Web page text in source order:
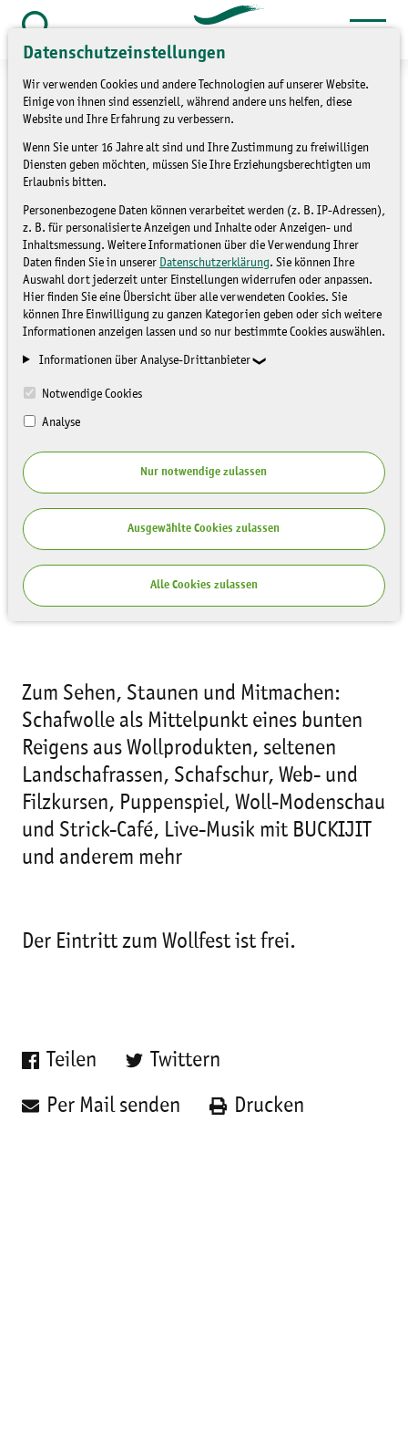
Datenschutzeinstellungen
Wir verwenden Cookies und andere Technologien auf unserer Website.
Einige von ihnen sind essenziell, während andere uns helfen, diese
Website und Ihre Erfahrung zu verbessern.
Wenn Sie unter 16 Jahre alt sind und Ihre Zustimmung zu freiwilligen
Diensten geben möchten, müssen Sie Ihre Erziehungsberechtigten um
Erlaubnis bitten.
Personenbezogene Daten können verarbeitet werden (z. B. IP-Adressen),
z. B. für personalisierte Anzeigen und Inhalte oder Anzeigen- und
Inhaltsmessung. Weitere Informationen über die Verwendung Ihrer
Daten finden Sie in unserer Datenschutzerklärung. Sie können Ihre
Auswahl dort jederzeit unter Einstellungen widerrufen oder anpassen.
Hier finden Sie eine Übersicht über alle verwendeten Cookies. Sie
können Ihre Einwilligung zu ganzen Kategorien geben oder sich weitere
Informationen anzeigen lassen und so nur bestimmte Cookies auswählen.
Informationen über Analyse-Drittanbieter
Notwendige Cookies
Analyse
Nur notwendige zulassen
Ausgewählte Cookies zulassen
Alle Cookies zulassen
Zum
InhaltSuche
öffnen
15. Wollfest „Gefilzt –
Gestrickt – Gesponnen“
NICHT ZUGEORDNET
15. Wollfest „Gefilzt – Gestrickt –
Gesponnen“
29.04.2018, 10 - 18 Uhr - Familienfest
im Garten des NationalparkZentrums
Zum Sehen, Staunen und Mitmachen:
Schafwolle als Mittelpunkt eines bunten
Reigens aus Wollprodukten, seltenen
Landschafrassen, Schafschur, Web- und
Filzkursen, Puppenspiel, Woll-Modenschau
und Strick-Café, Live-Musik mit BUCKIJIT
und anderem mehr
Der Eintritt zum Wollfest ist frei.
Teilen Twittern
Per Mail senden Drucken